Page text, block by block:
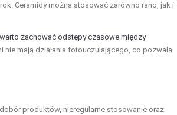
Ceramidy można stosować zarówno rano, jak i
zachować odstępy czasowe między
mają działania fotouczulającego, co pozwala
produktów, nieregularne stosowanie oraz